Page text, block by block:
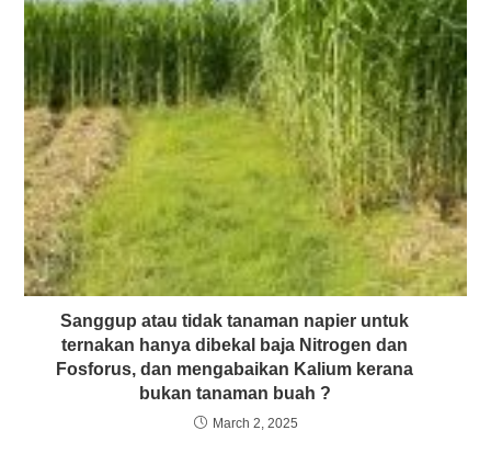
Sanggup atau tidak tanaman napier untuk
ternakan hanya dibekal baja Nitrogen dan
Fosforus, dan mengabaikan Kalium kerana
bukan tanaman buah ?
March 2, 2025